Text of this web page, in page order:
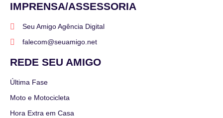
IMPRENSA/ASSESSORIA
Seu Amigo Agência Digital
falecom@seuamigo.net
REDE SEU AMIGO
Última Fase
Moto e Motocicleta
Hora Extra em Casa